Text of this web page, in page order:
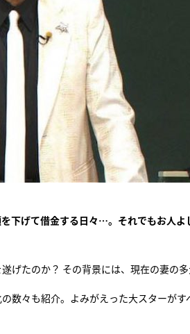
下げて借金する日々…。それでもお人よ
げたのか？ その背景には、現在の妻の多
数々も紹介。よみがえった大スターが